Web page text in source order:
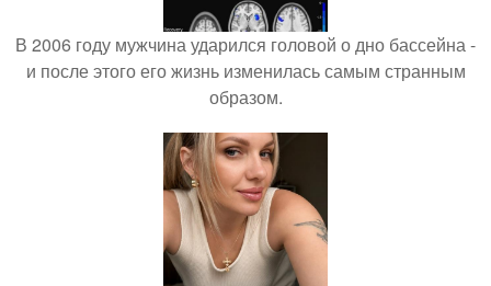
В 2006 году мужчина ударился головой о дно бассейна -
и после этого его жизнь изменилась самым странным
образом.